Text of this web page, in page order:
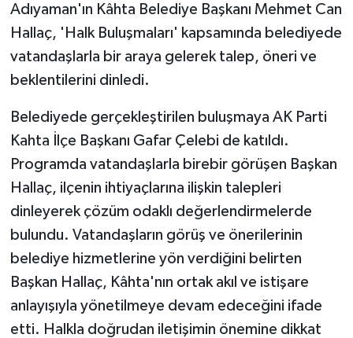
Adıyaman'ın Kâhta Belediye Başkanı Mehmet Can
Hallaç, 'Halk Buluşmaları' kapsamında belediyede
vatandaşlarla bir araya gelerek talep, öneri ve
beklentilerini dinledi.
Belediyede gerçekleştirilen buluşmaya AK Parti
Kahta İlçe Başkanı Gafar Çelebi de katıldı.
Programda vatandaşlarla birebir görüşen Başkan
Hallaç, ilçenin ihtiyaçlarına ilişkin talepleri
dinleyerek çözüm odaklı değerlendirmelerde
bulundu. Vatandaşların görüş ve önerilerinin
belediye hizmetlerine yön verdiğini belirten
Başkan Hallaç, Kâhta'nın ortak akıl ve istişare
anlayışıyla yönetilmeye devam edeceğini ifade
etti. Halkla doğrudan iletişimin önemine dikkat